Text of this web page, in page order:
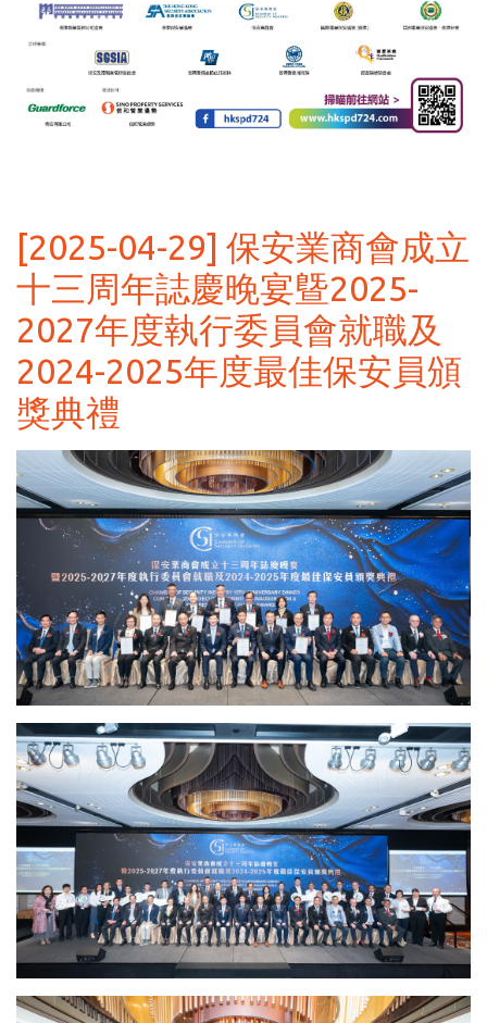
[2025-04-29] 保安業商會成立
十三周年誌慶晚宴曁2025-
2027年度執行委員會就職及
2024-2025年度最佳保安員頒
獎典禮